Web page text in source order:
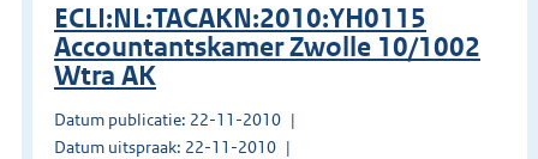
ECLI:NL:TACAKN:2010:YH0115
Accountantskamer Zwolle 10/1002
Wtra AK
Datum publicatie: 22-11-2010
Datum uitspraak: 22-11-2010